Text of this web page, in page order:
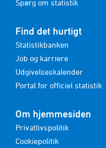
Spørg om statistik
Find det hurtigt
Statistikbanken
Job og karriere
Udgivelseskalender
Portal for officiel statistik
Om hjemmesiden
Privatlivspolitik
Cookiepolitik